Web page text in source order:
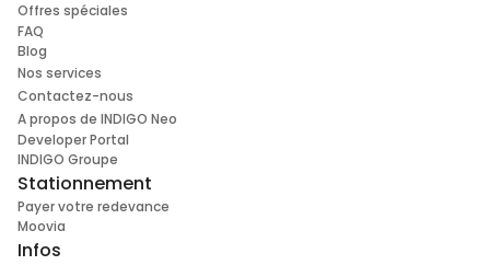
Offres spéciales
FAQ
Blog
Nos services
Contactez-nous
A propos de INDIGO Neo
Developer Portal
INDIGO Groupe
Stationnement
Payer votre redevance
Moovia
Infos